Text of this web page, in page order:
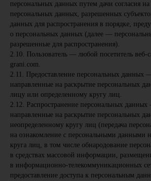
персональных данных путем дачи согласия на
персональных данных, разрешенных
данных для распространения в порядке,
о персональных данных (далее —
разрешенные для распространения).
2.10. Пользователь — любой посетитель веб-
grani.com.
2.11. Предоставление персональных данных
направленные на раскрытие персональных
лицу или определенному кругу лиц.
2.12. Распространение персональных
направленные на раскрытие персональных
неопределенному кругу лиц (передача
на ознакомление с персональными данными
круга лиц, в том числе обнародование
в средствах массовой информации,
в информационно-телекоммуникационных
предоставление доступа к персональным